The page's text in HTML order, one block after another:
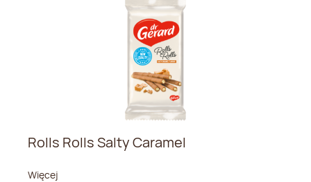
Rolls Rolls Salty Caramel
Więcej